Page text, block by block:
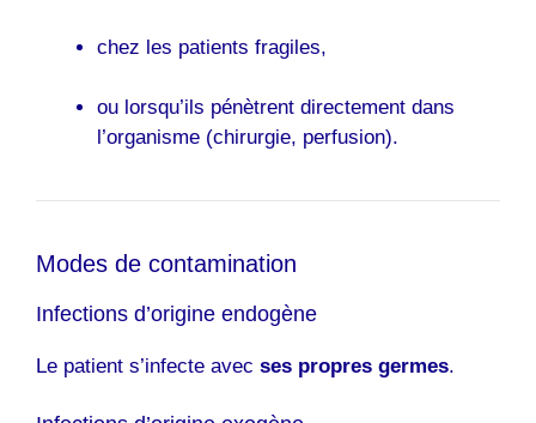
chez les patients fragiles,
ou lorsqu’ils pénètrent directement dans
l’organisme (chirurgie, perfusion).
Modes de contamination
Infections d’origine endogène
Le patient s’infecte avec ses propres germes.